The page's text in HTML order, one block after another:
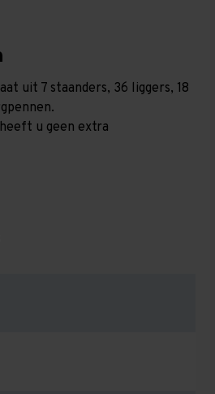
uit 7 staanders, 36 liggers, 18
u geen extra